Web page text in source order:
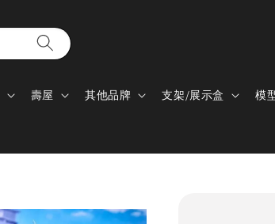
壽屋 其他品牌 支架/展示盒 模